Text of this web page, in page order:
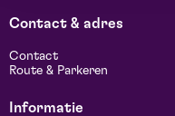
Contact & adres
Contact
Route & Parkeren
Informatie